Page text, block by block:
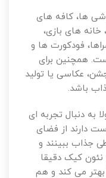
ها، کافه های
های بازی،
فودکورت ها و
همچنین برای
عکاسی یا تولید
باشد.
به دنبال تجربه ای
دارند از فضای
جذاب ببینند و
نئون کیک دقیقا
بهتر می کند و هم